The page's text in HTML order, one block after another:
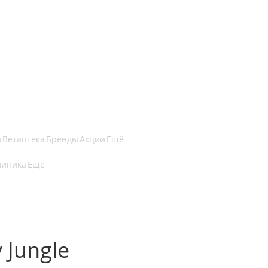
Ветаптека БрендыАкции Ещё
Ещё